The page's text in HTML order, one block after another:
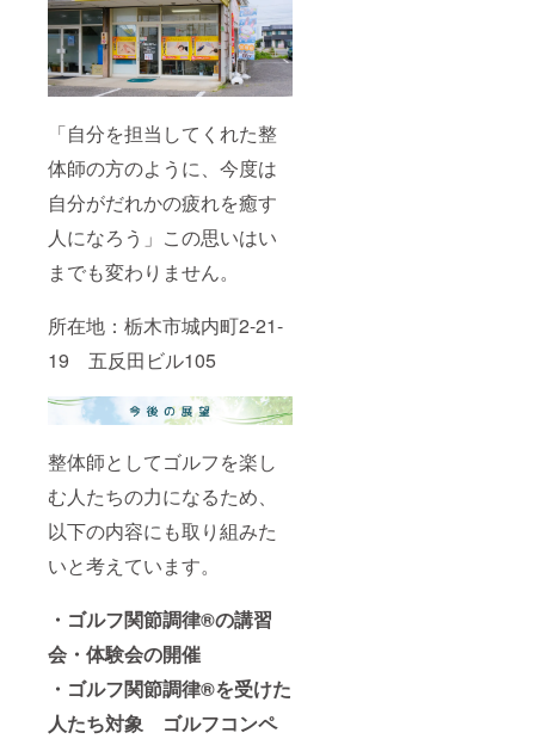
「自分を担当してくれた整
体師の方のように、今度は
自分がだれかの疲れを癒す
人になろう」この思いはい
までも変わりません。
所在地：栃木市城内町2-21-
19 五反田ビル105
整体師としてゴルフを楽し
む人たちの力になるため、
以下の内容にも取り組みた
いと考えています。
・ゴルフ関節調律®の講習
会・体験会の開催
・ゴルフ関節調律®を受けた
人たち対象 ゴルフコンペ